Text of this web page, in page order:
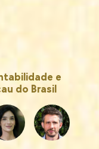
e
do Brasil